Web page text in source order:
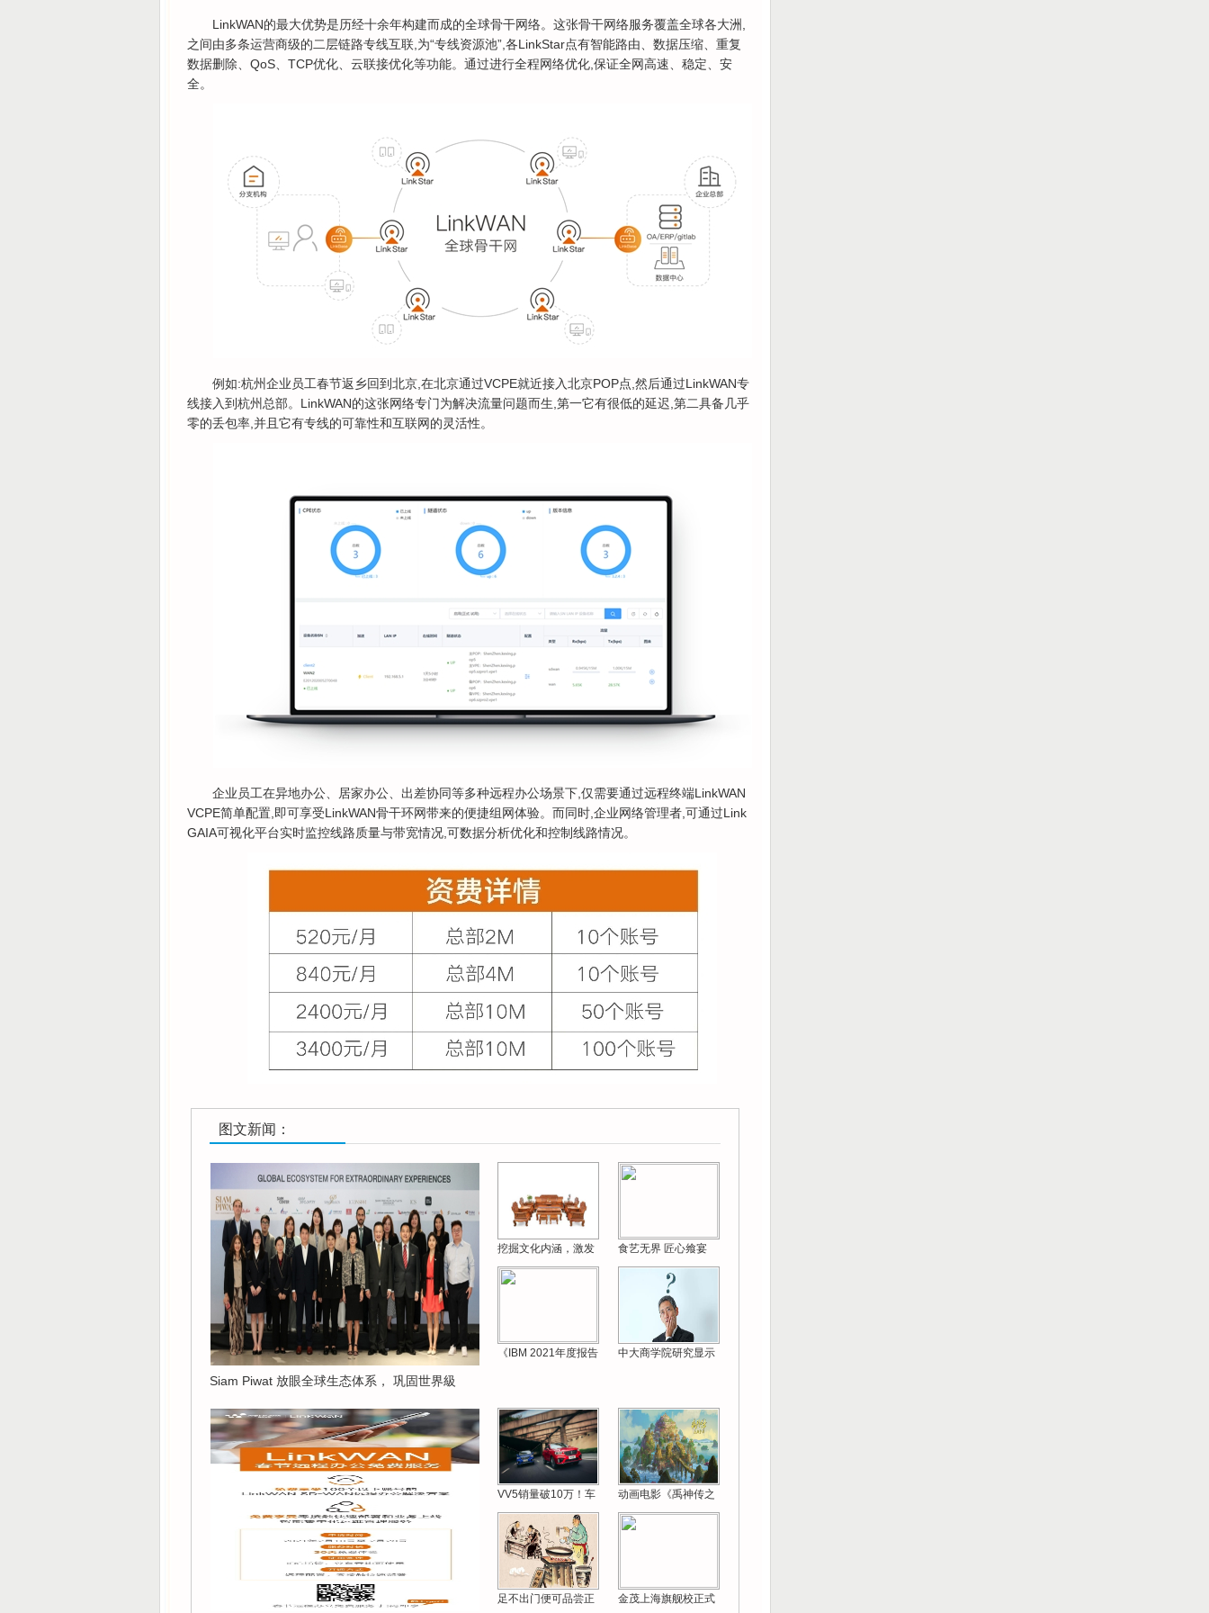
LinkWAN的最大优势是历经十余年构建而成的全球骨干网络。这张骨干网络服务覆盖全球各大洲,
之间由多条运营商级的二层链路专线互联,为“专线资源池”,各LinkStar点有智能路由、数据压缩、重复
数据删除、QoS、TCP优化、云联接优化等功能。通过进行全程网络优化,保证全网高速、稳定、安
全。
例如:杭州企业员工春节返乡回到北京,在北京通过VCPE就近接入北京POP点,然后通过LinkWAN专
线接入到杭州总部。LinkWAN的这张网络专门为解决流量问题而生,第一它有很低的延迟,第二具备几乎
零的丢包率,并且它有专线的可靠性和互联网的灵活性。
企业员工在异地办公、居家办公、出差协同等多种远程办公场景下,仅需要通过远程终端LinkWAN
VCPE简单配置,即可享受LinkWAN骨干环网带来的便捷组网体验。而同时,企业网络管理者,可通过Link
GAIA可视化平台实时监控线路质量与带宽情况,可数据分析优化和控制线路情况。
图文新闻：
Siam Piwat 放眼全球生态体系， 巩固世界級
挖掘文化内涵，激发 食艺无界 匠心飨宴
《IBM 2021年度报告 中大商学院研究显示
VV5销量破10万！车 动画电影《禹神传之
足不出门便可品尝正 金茂上海旗舰校正式